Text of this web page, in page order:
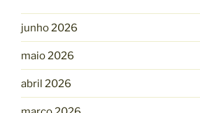
junho 2026
maio 2026
abril 2026